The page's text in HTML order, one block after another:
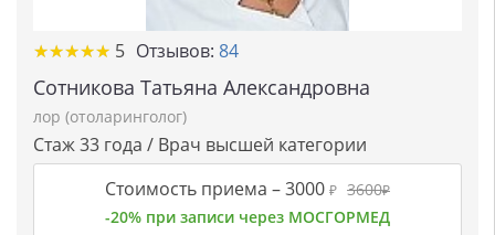
★★★★★
★★★★★ 5 Отзывов: 84
Сотникова Татьяна Александровна
лор (отоларинголог)
Стаж 33 года / Врач высшей категории
Стоимость приема –3000 ₽ 3600₽
-20% при записи через МОСГОРМЕД